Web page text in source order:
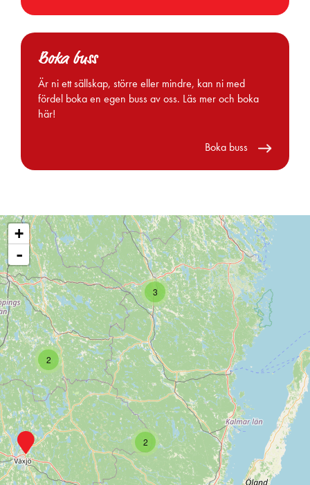
Boka buss
Är ni ett sällskap, större eller mindre, kan ni med
fördel boka en egen buss av oss. Läs mer och boka
här!
Boka buss
2
2
3
+
-